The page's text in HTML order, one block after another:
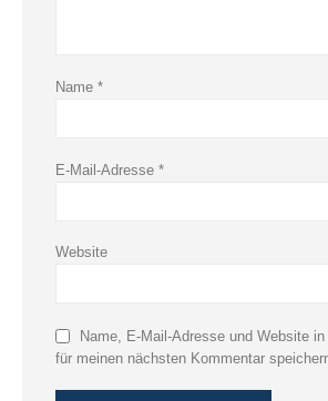
Name *
E-Mail-Adresse *
Website
Name, E-Mail-Adresse und Website
für meinen nächsten Kommentar